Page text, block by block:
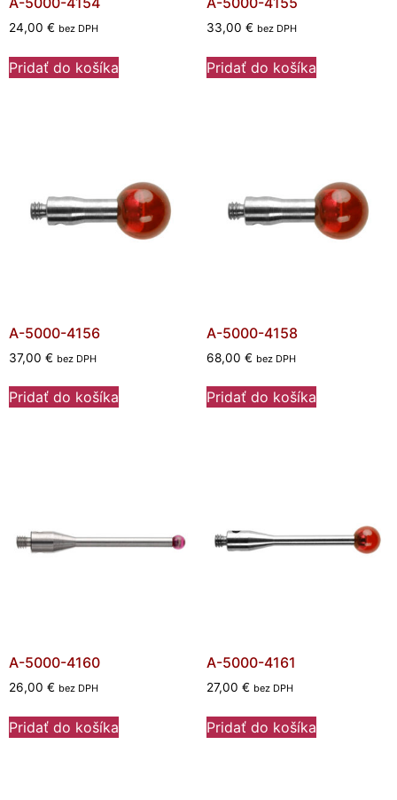
24,00 € bez DPH
Pridať do košíka
33,00 € bez DPH
Pridať do košíka
A-5000-4156
37,00 € bez DPH
Pridať do košíka
A-5000-4158
68,00 € bez DPH
Pridať do košíka
A-5000-4160
26,00 € bez DPH
Pridať do košíka
A-5000-4161
27,00 € bez DPH
Pridať do košíka